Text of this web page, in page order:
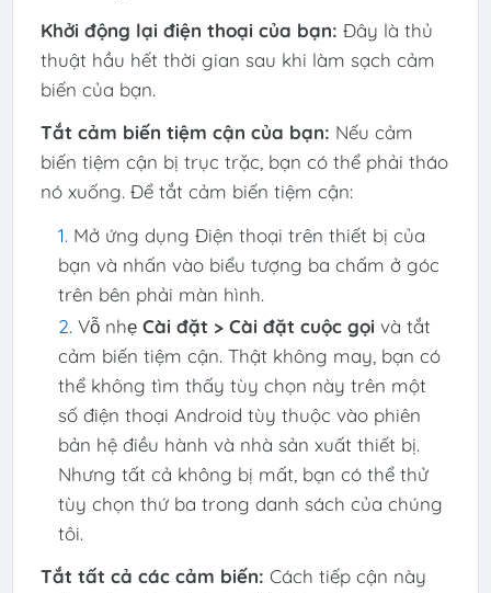
Khởi động lại điện thoại của bạn: Đây là thủ
thuật hầu hết thời gian sau khi làm sạch cảm
biến của bạn.
Tắt cảm biến tiệm cận của bạn: Nếu cảm
biến tiệm cận bị trục trặc, bạn có thể phải tháo
nó xuống. Để tắt cảm biến tiệm cận:
Mở ứng dụng Điện thoại trên thiết bị của
bạn và nhấn vào biểu tượng ba chấm ở góc
trên bên phải màn hình.
Vỗ nhẹ Cài đặt > Cài đặt cuộc gọi và tắt
cảm biến tiệm cận. Thật không may, bạn có
thể không tìm thấy tùy chọn này trên một
số điện thoại Android tùy thuộc vào phiên
bản hệ điều hành và nhà sản xuất thiết bị.
Nhưng tất cả không bị mất, bạn có thể thử
tùy chọn thứ ba trong danh sách của chúng
tôi.
Tắt tất cả các cảm biến: Cách tiếp cận này